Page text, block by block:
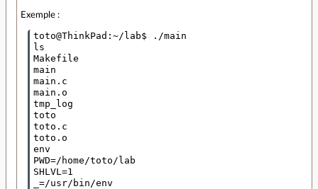
Exemple :
toto@ThinkPad:~/lab$ ./main
ls
Makefile
main
main.c
main.o
tmp_log
toto
toto.c
toto.o
env
PWD=/home/toto/lab
SHLVL=1
_=/usr/bin/env